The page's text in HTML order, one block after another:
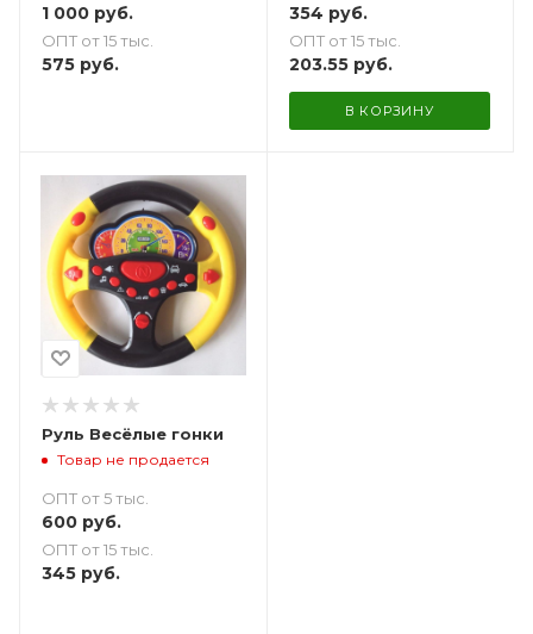
1 000 руб.
ОПТ от 15 тыс.
575 руб.
354 руб.
ОПТ от 15 тыс.
203.55руб.
В КОРЗИНУ
Руль Весёлые гонки
Товар не продается
ОПТ от 5 тыс.
600 руб.
ОПТ от 15 тыс.
345 руб.